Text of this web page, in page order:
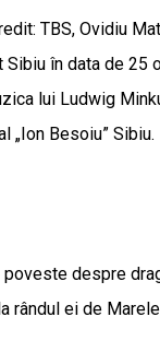
TBS, Ovidiu
în data de
lui Ludwig
„Ion Besoiu” Sibiu.
poveste despre
ei de